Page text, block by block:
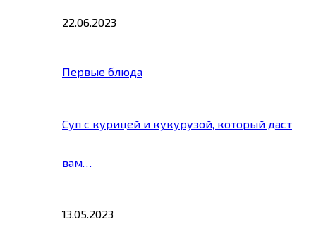
22.06.2023
Первые блюда
Суп с курицей и кукурузой, который даст
вам…
13.05.2023